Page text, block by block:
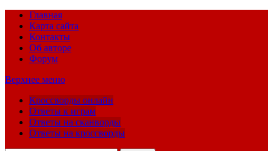
Главная
Карта сайта
Контакты
Об авторе
Форум
Верхнее меню
Кроссворды онлайн
Ответы к играм
Ответы на сканворды
Ответы на кроссворды